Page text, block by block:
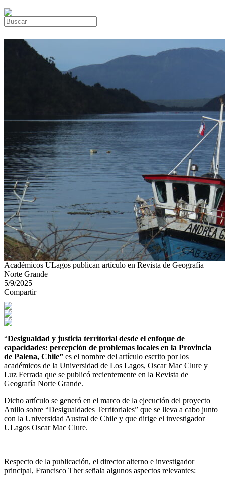
Académicos ULagos publican artículo en Revista de Geografía
Norte Grande
5/9/2025
Compartir
“Desigualdad y justicia territorial desde el enfoque de
capacidades: percepción de problemas locales en la Provincia
de Palena, Chile” es el nombre del artículo escrito por los
académicos de la Universidad de Los Lagos, Oscar Mac Clure y
Luz Ferrada que se publicó recientemente en la Revista de
Geografía Norte Grande.
Dicho artículo se generó en el marco de la ejecución del proyecto
Anillo sobre “Desigualdades Territoriales” que se lleva a cabo junto
con la Universidad Austral de Chile y que dirige el investigador
ULagos Oscar Mac Clure.
Respecto de la publicación, el director alterno e investigador
principal, Francisco Ther señala algunos aspectos relevantes: